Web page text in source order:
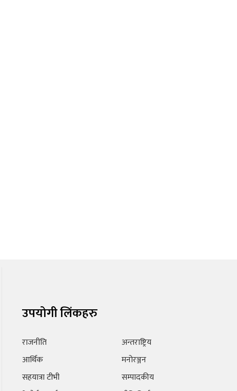
उपयोगी लिंकहरु
राजनीति
आर्थिक
सहयात्रा टीभी
अन्तराष्ट्रिय
मनोरञ्जन
सम्पादकीय